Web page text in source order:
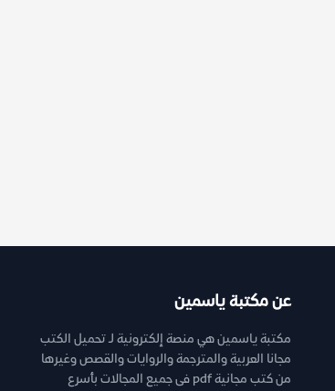
عن مكتبة ياسمين
مكتبة ياسمين هي منصة إلكترونية لـ تحميل الكتب
مجانا العربية والمترجمة والروايات والقصص وغيرها
من كتب مجانية pdf فى جميع المجالات بأسرع